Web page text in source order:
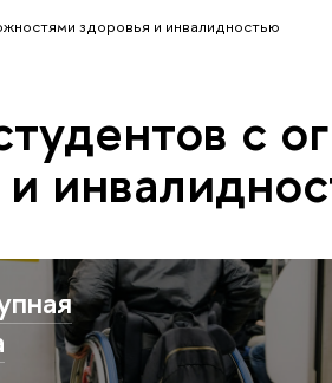
здоровья и инвалидностью
с